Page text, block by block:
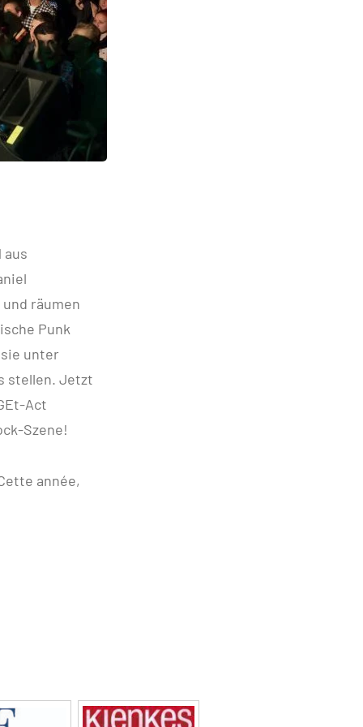
aus
räumen
Punk
unter
stellen. Jetzt
Act
Szene!
année,